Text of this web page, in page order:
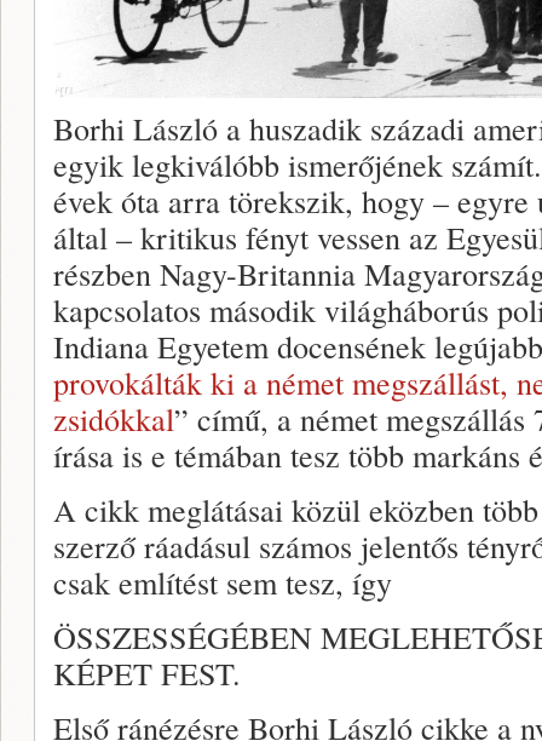
Borhi László a huszadik századi
egyik legkiválóbb ismerőjének
évek óta arra törekszik, hogy –
által – kritikus fényt vessen az
részben Nagy-Britannia
kapcsolatos második világháborús
Indiana Egyetem docensének
provokálták ki a német megszállást,
zsidókkal” című, a német
írása is e témában tesz több markáns
A cikk meglátásai közül eközben
szerző ráadásul számos jelentős
csak említést sem tesz, így
ÖSSZESSÉGÉBEN
KÉPET FEST.
Első ránézésre Borhi László cikke a